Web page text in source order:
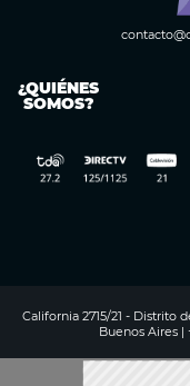
¿QUIÉNES
SOMOS?
California 2715/21 - Distrito
Buenos Aires |